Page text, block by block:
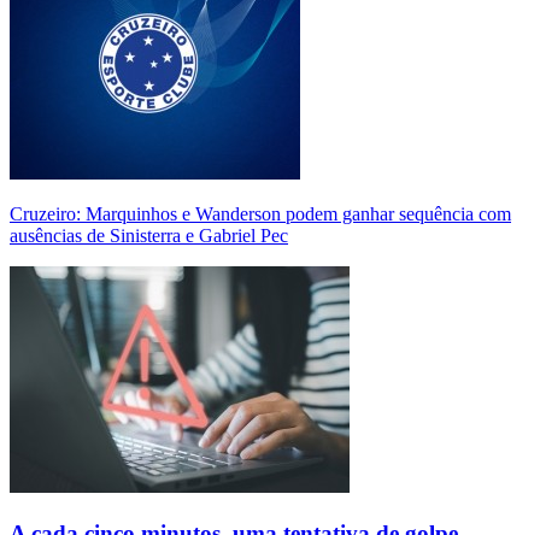
Cruzeiro: Marquinhos e Wanderson podem ganhar sequência com
ausências de Sinisterra e Gabriel Pec